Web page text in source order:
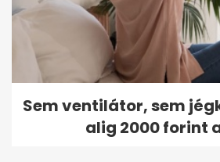
Sem ventilátor, sem
alig 2000 forint